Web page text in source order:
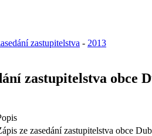
zastupitelstva - 2013
zastupitelstva obce
ze zasedání zastupitelstva obce